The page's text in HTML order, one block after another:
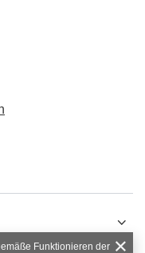
Funktionieren der